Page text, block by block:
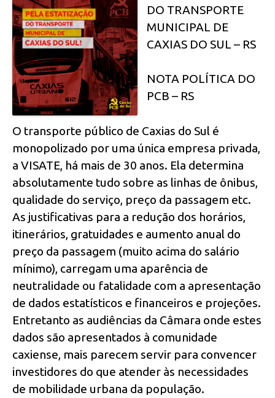
DO TRANSPORTE
MUNICIPAL DE
CAXIAS DO SUL – RS
NOTA POLÍTICA DO
PCB – RS
O transporte público de Caxias do Sul é
monopolizado por uma única empresa privada,
a VISATE, há mais de 30 anos. Ela determina
absolutamente tudo sobre as linhas de ônibus,
qualidade do serviço, preço da passagem etc.
As justificativas para a redução dos horários,
itinerários, gratuidades e aumento anual do
preço da passagem (muito acima do salário
mínimo), carregam uma aparência de
neutralidade ou fatalidade com a apresentação
de dados estatísticos e financeiros e projeções.
Entretanto as audiências da Câmara onde estes
dados são apresentados à comunidade
caxiense, mais parecem servir para convencer
investidores do que atender às necessidades
de mobilidade urbana da população.